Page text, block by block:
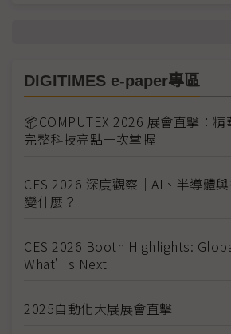
DIGITIMES e-paper專區
📦COMPUTEX 2026 展會直擊：
完整科技亮點一次掌握
CES 2026 深度觀察｜AI、半導體
變什麼？
CES 2026 Booth Highlights:
What’s Next
2025自動化大展展會直擊